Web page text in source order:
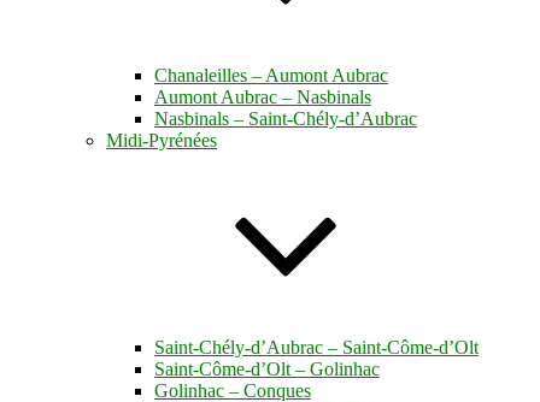
Chanaleilles – Aumont Aubrac
Aumont Aubrac – Nasbinals
Nasbinals – Saint-Chély-d’Aubrac
Midi-Pyrénées
Saint-Chély-d’Aubrac – Saint-Côme-d’Olt
Saint-Côme-d’Olt – Golinhac
Golinhac – Conques